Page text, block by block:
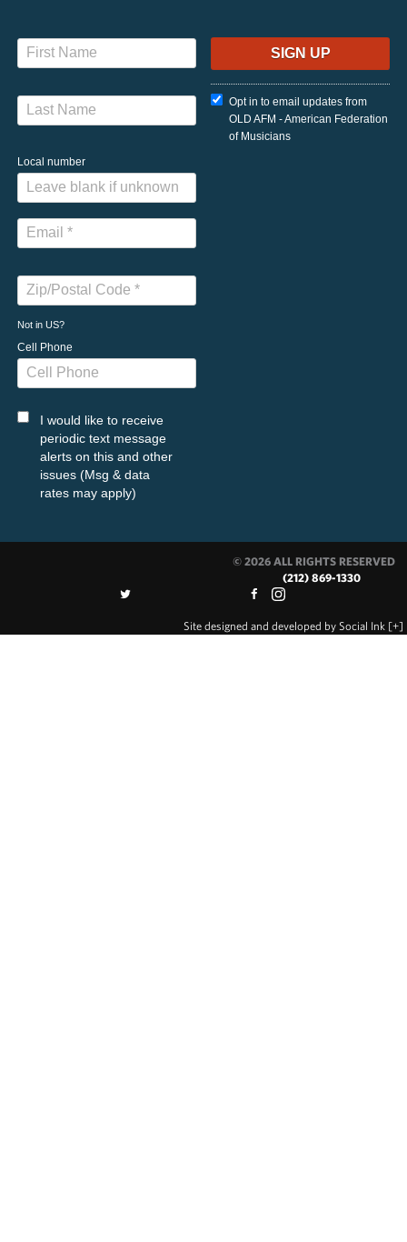
Local number
Not in US?
Cell Phone
I would like to receive
periodic text message
alerts on this and other
issues (Msg & data
rates may apply)
Opt in to email updates from
OLD AFM - American Federation
of Musicians
© 2026 ALL RIGHTS RESERVED
(212) 869-1330
Site designed and developed by Social Ink [+]